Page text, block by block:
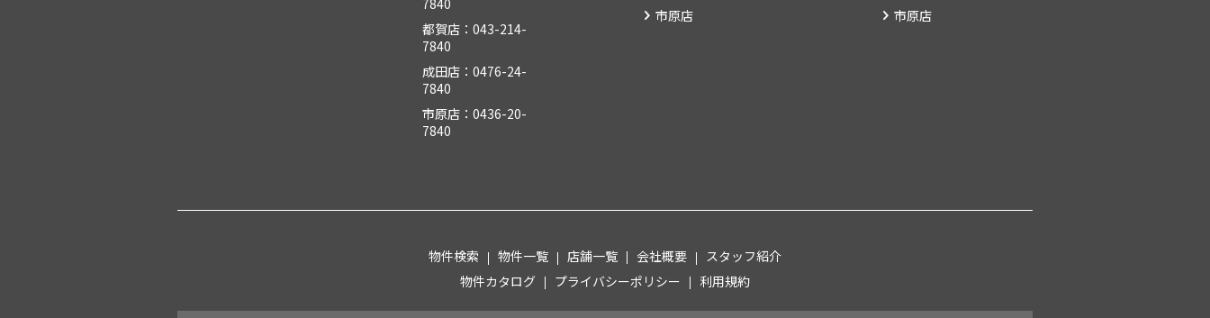
7840
都賀店：043-214-
7840
成田店：0476-24-
7840
市原店：0436-20-
7840
市原店
市原店
物件検索 物件一覧 店舗一覧 会社概要
スタッフ紹介
物件カタログ
プライバシーポリシー 利用規約